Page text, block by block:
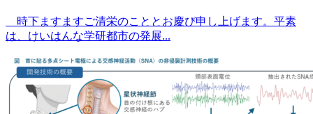
時下ますますご清栄のこととお慶び申し上げます。平素
は、けいはんな学研都市の発展...